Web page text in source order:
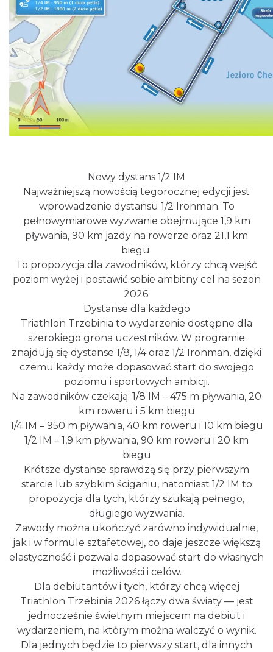
44. Rawa Blues Festival
Katowice
2026-10-03
29.82 km
Henryk Miśkiewicz – 75 lat Mistrza i Goście
29.82 km
Poland Bachaturo Festiwal
Katowice
2026-08-14
29.98 km
17th WORLD BRIDGE SERIES – Katowice
2026
Katowice
Nowy dystans 1/2 IM
Najważniejszą nowością tegorocznej edycji jest
wprowadzenie dystansu 1/2 Ironman. To
pełnowymiarowe wyzwanie obejmujące 1,9 km
pływania, 90 km jazdy na rowerze oraz 21,1 km
biegu.
To propozycja dla zawodników, którzy chcą wejść
poziom wyżej i postawić sobie ambitny cel na sezon
2026.
Dystanse dla każdego
Triathlon Trzebinia to wydarzenie dostępne dla
szerokiego grona uczestników. W programie
znajdują się dystanse 1/8, 1/4 oraz 1/2 Ironman, dzięki
czemu każdy może dopasować start do swojego
poziomu i sportowych ambicji.
Na zawodników czekają: 1/8 IM – 475 m pływania, 20
km roweru i 5 km biegu
1/4 IM – 950 m pływania, 40 km roweru i 10 km biegu
1/2 IM – 1,9 km pływania, 90 km roweru i 20 km
biegu
Krótsze dystanse sprawdzą się przy pierwszym
starcie lub szybkim ściganiu, natomiast 1/2 IM to
propozycja dla tych, którzy szukają pełnego,
długiego wyzwania.
Zawody można ukończyć zarówno indywidualnie,
jak i w formule sztafetowej, co daje jeszcze większą
elastyczność i pozwala dopasować start do własnych
możliwości i celów.
Dla debiutantów i tych, którzy chcą więcej
Triathlon Trzebinia 2026 łączy dwa światy — jest
jednocześnie świetnym miejscem na debiut i
wydarzeniem, na którym można walczyć o wynik.
Dla jednych będzie to pierwszy start, dla innych